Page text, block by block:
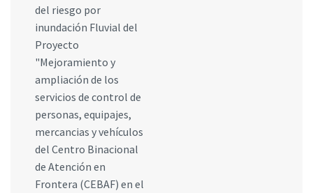
del riesgo por
inundación Fluvial del
Proyecto
"Mejoramiento y
ampliación de los
servicios de control de
personas, equipajes,
mercancias y vehículos
del Centro Binacional
de Atención en
Frontera (CEBAF) en el